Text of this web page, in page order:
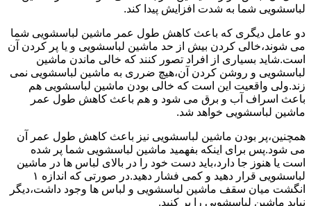
لباسشویی شما به شدت افزایش پیدا کند.
دو عامل دیگری که باعث کاهش طول عمر ماشین لباسشویی شما
می شوند،خالی کردن بیش از حد ماشین لباسشویی و یا پر کردن آن
است.شاید بسیاری از افراد تصور کنند که خالی ماندن ماشین
لباسشویی و روشن کردن آن،هیچ ضرری به ماشین لباسشویی نمی
زند.ولی واقعیت این است که خالی بودن ماشین لباسشویی هم
باعث اسراف آب و برق می شود و هم باعث کاهش طول عمر
ماشین لباسشویی خواهد شد.
همچنین،پر بودن ماشین لباسشویی نیز باعث کاهش طول عمر آن
می شود.پس برای اینکه بفهمید ماشین لباسشویی شما پر شده
است یا هنوز جا دارد،باید دست خود را در بالای لباس ها در ماشین
لباسشویی قرار دهید و کمی فشار دهید.در صورتی که اندازه ۱
انگشت میان سقف ماشین لباسشویی و لباس ها وجود داشت،دیگر
نباید ماشین لباسشویی را پر کنید.